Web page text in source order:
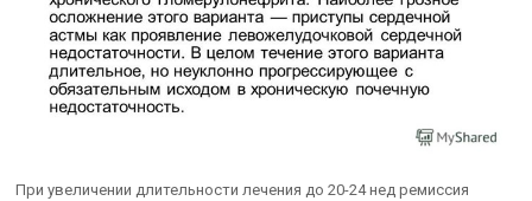
При увеличении длительности лечения до 20-24 нед ремиссия